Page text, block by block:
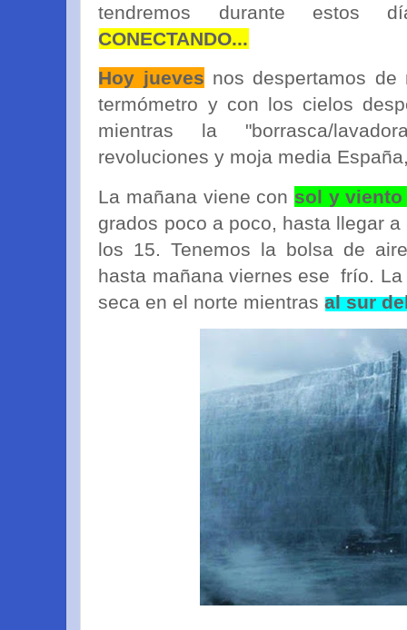
tendremos durante estos
CONECTANDO...
Hoy jueves nos despertamos
termómetro y con los cielos
mientras la "borrasca/
revoluciones y moja media
La mañana viene con sol y viento
grados poco a poco, hasta llegar
los 15. Tenemos la bolsa de
hasta mañana viernes ese frío.
seca en el norte mientrasal sur